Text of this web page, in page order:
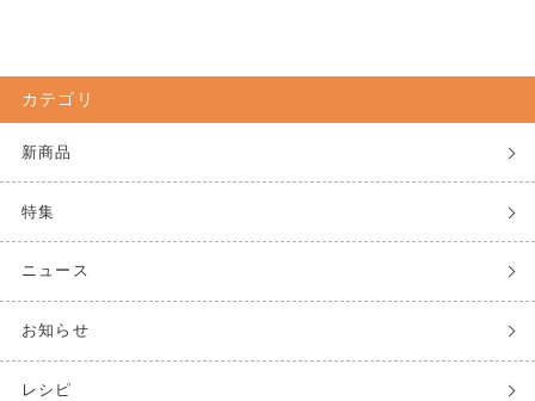
カテゴリ
新商品
特集
ニュース
お知らせ
レシピ